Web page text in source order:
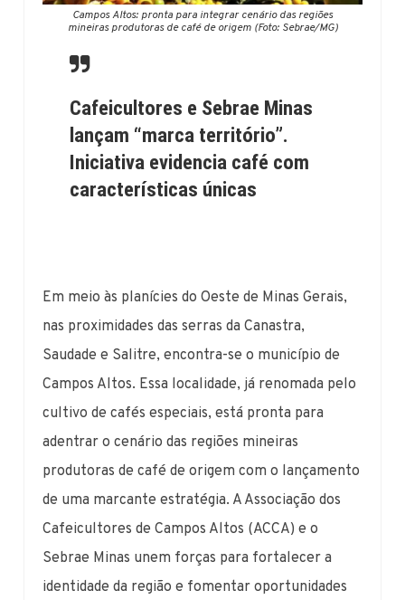
Campos Altos: pronta para integrar cenário das regiões
mineiras produtoras de café de origem (Foto: Sebrae/MG)
Cafeicultores e Sebrae Minas
lançam “marca território”.
Iniciativa evidencia café com
características únicas
Em meio às planícies do Oeste de Minas Gerais,
nas proximidades das serras da Canastra,
Saudade e Salitre, encontra-se o município de
Campos Altos. Essa localidade, já renomada pelo
cultivo de cafés especiais, está pronta para
adentrar o cenário das regiões mineiras
produtoras de café de origem com o lançamento
de uma marcante estratégia. A Associação dos
Cafeicultores de Campos Altos (ACCA) e o
Sebrae Minas unem forças para fortalecer a
identidade da região e fomentar oportunidades